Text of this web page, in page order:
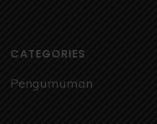
CATEGORIES
Pengumuman